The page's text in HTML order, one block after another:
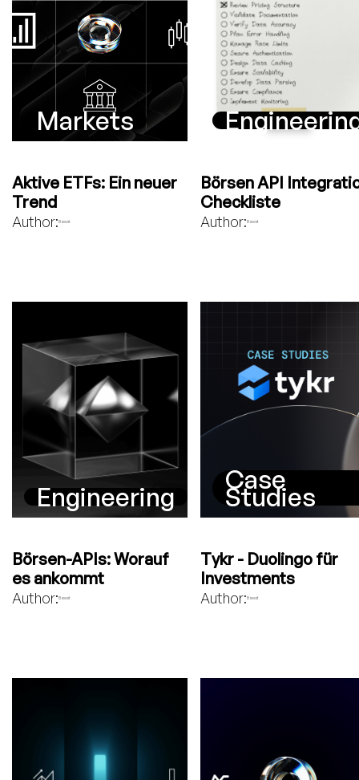
Markets
Aktive ETFs: Ein neuer
Trend
Author: Bavest
Börsen API
Checkliste
Author: Bavest
Engineering
Börsen-APIs: Worauf
es ankommt
Author:Bavest
Case
Studies
Tykr - Duolingo für
Investments
Author:Bavest